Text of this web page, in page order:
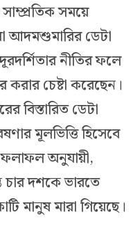
সময়ে
আদমশুমারির ডেটা
নীতির ফলে
চেষ্টা করেছেন।
বিস্তারিত ডেটা
মূলভিত্তি হিসেবে
ফলাফল অনুযায়ী,
চার দশকে ভারতে
মানুষ মারা গিয়েছে।